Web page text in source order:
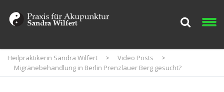
Heilpraktikerin Sandra Wilfert > Video Posts
>
Migränebehandlung in Berlin Prenzlauer Berg gesucht?